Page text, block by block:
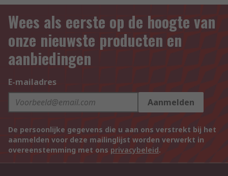
Wees als eerste op de hoogte van
onze nieuwste producten en
aanbiedingen
E-mailadres
Aanmelden
De persoonlijke gegevens die u aan ons verstrekt bij het
aanmelden voor deze mailinglijst worden verwerkt in
overeenstemming met ons privacybeleid.